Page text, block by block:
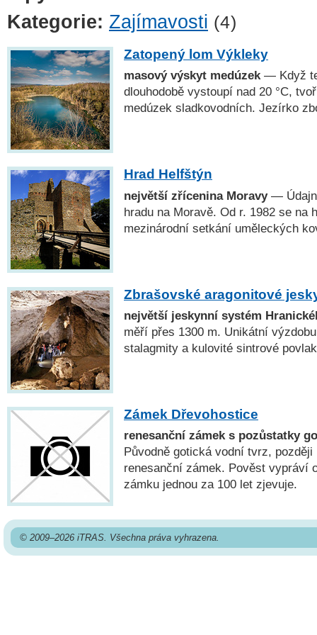
Kategorie: Zajímavosti (4)
Zatopený lom Výkleky
masový výskyt medúzek — Když
dlouhodobě vystoupí nad 20 °C,
medúzek sladkovodních. Jezírko
Hrad Helfštýn
největší zřícenina Moravy—
hradu na Moravě. Od r. 1982 se na
mezinárodní setkání uměleckých
Zbrašovské aragonitové
největší jeskynní systém
měří přes 1300 m. Unikátní
stalagmity a kulovité sintrové
Zámek Dřevohostice
renesanční zámek s pozůstatky
Původně gotická vodní tvrz, později
renesanční zámek. Pověst vypráví
zámku jednou za 100 let zjevuje.
© 2009–2026 iTRAS. Všechna práva vyhrazena.